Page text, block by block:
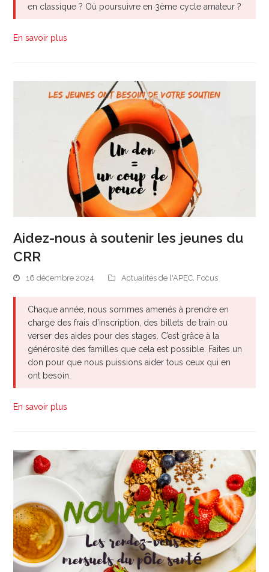
en classique ? Où poursuivre en 3ème cycle amateur ?
En savoir plus
Aidez-nous à soutenir les jeunes du
CRR
16 décembre 2024 Actualités de l'APEC Focus
Chaque année, nous sommes amenés à prendre en
charge des frais d’inscription, des billets de train ou
verser des aides pour des stages. C’est grâce à la
générosité des familles que cela est possible. Faites un
don pour que nous puissions aider tous ceux qui en
ont besoin.
En savoir plus